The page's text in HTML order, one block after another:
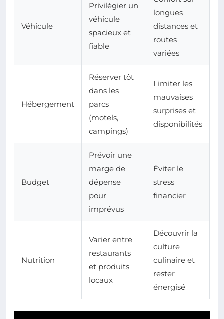
Véhicule
Privilégier un
véhicule
spacieux et
fiable
longues
distances et
routes
variées
Hébergement
Réserver tôt
dans les
parcs
(motels,
campings)
Limiter les
mauvaises
surprises et
disponibilités
Budget
Prévoir une
marge de
dépense
pour
imprévus
Éviter le
stress
financier
Nutrition
Varier entre
restaurants
et produits
locaux
Découvrir la
culture
culinaire et
rester
énergisé